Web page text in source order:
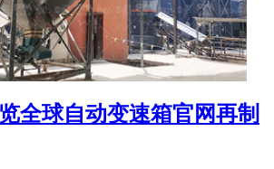
全球自动变速箱官网再制